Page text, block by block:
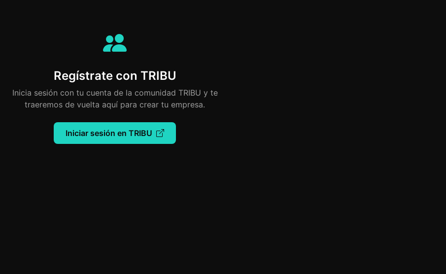
Regístrate con TRIBU
Inicia sesión con tu cuenta de la comunidad TRIBU y te
traeremos de vuelta aquí para crear tu empresa.
Iniciar sesión en TRIBU